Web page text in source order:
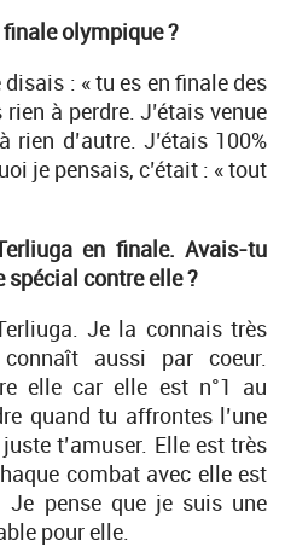
olympique ?
: « tu es en finale des
à perdre. J’étais venue
rien d’autre. J’étais 100%
je pensais, c’était : « tout
en finale. Avais-tu
spécial contre elle ?
Je la connais très
aussi par coeur.
elle car elle est n°1 au
quand tu affrontes l’une
t’amuser. Elle est très
combat avec elle est
Je pense que je suis une
pour elle.